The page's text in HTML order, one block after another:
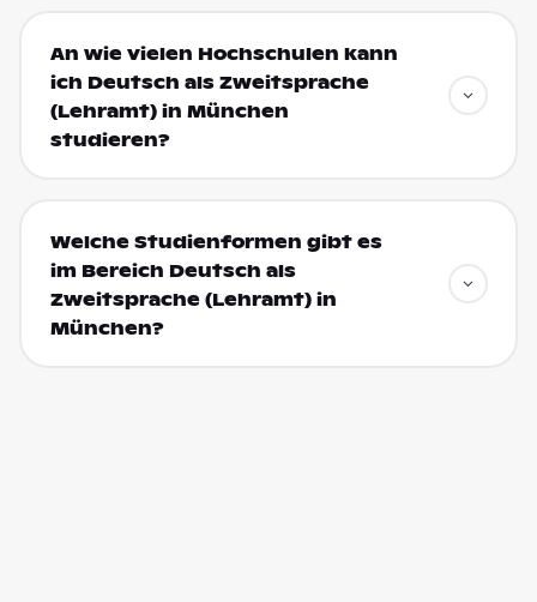
An wie vielen Hochschulen kann
ich Deutsch als Zweitsprache
(Lehramt) in München
studieren?
Welche Studienformen gibt es
im Bereich Deutsch als
Zweitsprache (Lehramt) in
München?